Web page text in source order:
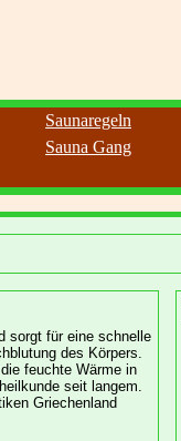
Saunaregeln
Sauna Gang
sorgt für eine schnelle
des Körpers.
feuchte Wärme in
seit langem.
Griechenland